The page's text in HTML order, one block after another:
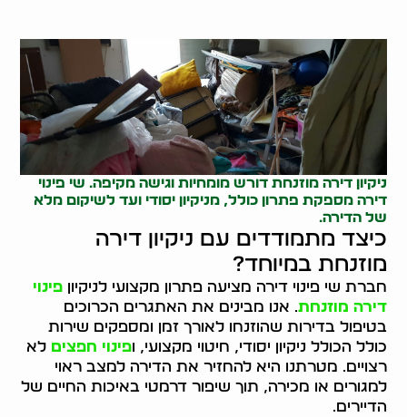
ניקיון דירה מוזנחת דורש מומחיות וגישה מקיפה. שי פינוי
דירה מספקת פתרון כולל, מניקיון יסודי ועד לשיקום מלא
של הדירה.
כיצד מתמודדים עם ניקיון דירה
מוזנחת במיוחד?
חברת שי פינוי דירה מציעה פתרון מקצועי לניקיוןפינוי
דירה מוזנחת. אנו מבינים את האתגרים הכרוכים
בטיפול בדירות שהוזנחו לאורך זמן ומספקים שירות
כולל הכולל ניקיון יסודי, חיטוי מקצועי, ופינוי חפצים לא
רצויים. מטרתנו היא להחזיר את הדירה למצב ראוי
למגורים או מכירה, תוך שיפור דרמטי באיכות החיים של
הדיירים.